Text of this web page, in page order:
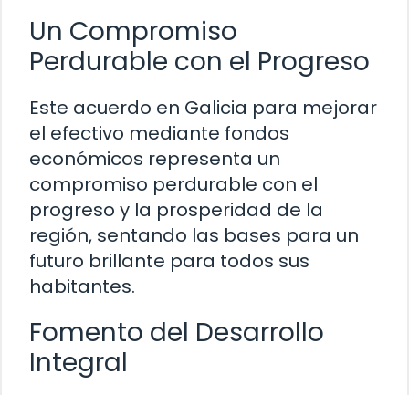
Un Compromiso
Perdurable con el Progreso
Este acuerdo en Galicia para mejorar
el efectivo mediante fondos
económicos representa un
compromiso perdurable con el
progreso y la prosperidad de la
región, sentando las bases para un
futuro brillante para todos sus
habitantes.
Fomento del Desarrollo
Integral